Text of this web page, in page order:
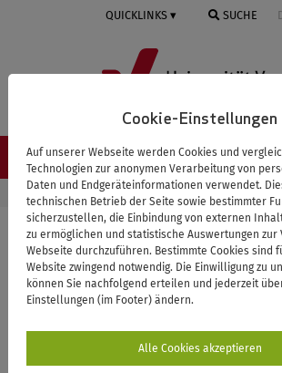
Cookie-Einstellungen
Auf unserer Webseite werden Cookies und
Technologien zur anonymen Verarbeitung von
Daten und Endgeräteinformationen verwendet.
technischen Betrieb der Seite sowie bestimmter
sicherzustellen, die Einbindung von externen
zu ermöglichen und statistische Auswertungen zur
Webseite durchzuführen. Bestimmte Cookies sind
Website zwingend notwendig. Die Einwilligung zu
können Sie nachfolgend erteilen und jederzeit
Einstellungen (im Footer) ändern.
Alle Cookies akzeptieren
QUICKLINKS SUCHE
NAVIGATION ≡
STARTSEITE BIOLOGIE SPRECHER*INNEN
Biologie
Kontakt